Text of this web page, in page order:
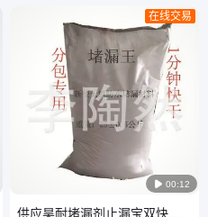
 00:12
在线交易
供应昊耐堵漏剂止漏宝双快水